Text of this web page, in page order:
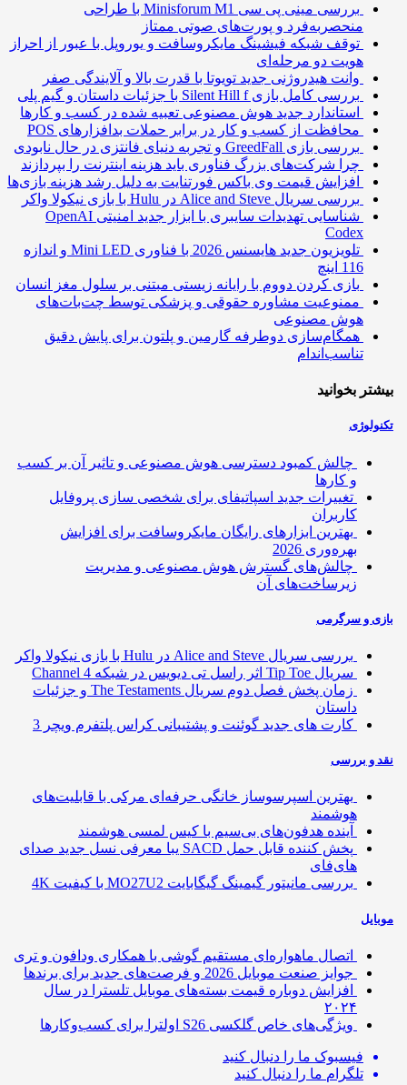
بررسی مینی پی ‌سی Minisforum M1 با طراحی
منحصربه‌فرد و پورت‌های صوتی ممتاز
توقف شبکه فیشینگ مایکروسافت و یوروپل با عبور از احراز
هویت دو مرحله‌ای
وانت هیدروژنی جدید تویوتا با قدرت بالا و آلایندگی صفر
بررسی کامل بازی Silent Hill f با جزئیات داستان و گیم پلی
استاندارد جدید هوش مصنوعی تعبیه شده در کسب و کارها
محافظت از کسب و کار در برابر حملات بدافزارهای POS
بررسی بازی GreedFall و تجربه دنیای فانتزی در حال نابودی
چرا شرکت‌های بزرگ فناوری باید هزینه اینترنت را بپردازند
افزایش قیمت وی باکس فورتنایت به دلیل رشد هزینه بازی‌ها
بررسی سریال Alice and Steve در Hulu با بازی نیکولا واکر
شناسایی تهدیدات سایبری با ابزار جدید امنیتی OpenAI
Codex
تلویزیون جدید هایسنس 2026 با فناوری Mini LED و اندازه
بازی کردن دووم با رایانه زیستی مبتنی بر سلول مغز انسان
ممنوعیت مشاوره حقوقی و پزشکی توسط چت‌بات‌های
هوش مصنوعی
همگام‌سازی دوطرفه گارمین و پلتون برای پایش دقیق
تناسب‌اندام
بخوانید
چالش کمبود دسترسی هوش مصنوعی و تاثیر آن بر کسب
و کارها
تغییرات جدید اسپاتیفای برای شخصی سازی پروفایل
کاربران
بهترین ابزارهای رایگان مایکروسافت برای افزایش
بهره‌وری 2026
چالش‌های گسترش هوش مصنوعی و مدیریت
زیرساخت‌های آن
و سرگرمی
بررسی سریال Alice and Steve در Hulu با بازی نیکولا واکر
سریال Tip Toe اثر راسل تی دیویس در شبکه Channel 4
زمان پخش فصل دوم سریال The Testaments و جزئیات
داستان
کارت های جدید گوئنت و پشتیبانی کراس پلتفرم ویچر 3
و بررسی
بهترین اسپرسوساز خانگی حرفه‌ای مرکی با قابلیت‌های
هوشمند
آینده هدفون‌های بی‌سیم با کیس لمسی هوشمند
پخش کننده قابل حمل SACD یبا معرفی نسل جدید صدای
های‌فای
بررسی مانیتور گیمینگ گیگابایت MO27U2 با کیفیت 4K
اتصال ماهواره‌ای مستقیم گوشی‌ با همکاری ودافون و تری
جوایز صنعت موبایل 2026 و فرصت‌های جدید برای برندها
افزایش دوباره قیمت بسته‌های موبایل تلسترا در سال
۲۰۲۴
ویژگی‌های خاص گلکسی S26 اولترا برای کسب‌وکارها
فیسبوک ما را دنبال کنید
تلگرام ما را دنبال کنید